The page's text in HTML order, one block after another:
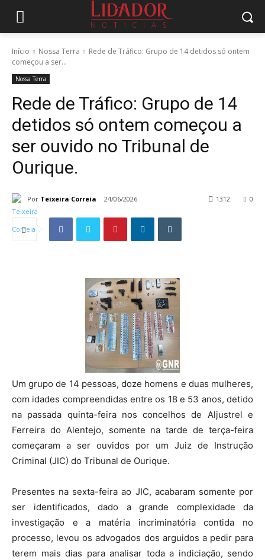
Início Nossa Terra
Rede de Tráfico: Grupo de 14 detidos só ontem
começou a ser...
Nossa Terra
Rede de Tráfico: Grupo de 14
detidos só ontem começou a
ser ouvido no Tribunal de
Ourique.
Por Teixeira Correia 24/06/2026 0
1312
Um grupo de 14 pessoas, doze homens e duas mulheres,
com idades compreendidas entre os 18 e 53 anos, detido
na passada quinta-feira nos concelhos de Aljustrel e
Ferreira do Alentejo, somente na tarde de terça-feira
começaram a ser ouvidos por um Juiz de Instrução
Criminal (JIC) do Tribunal de Ourique.
Presentes na sexta-feira ao JIC, acabaram somente por
ser identificados, dado a grande complexidade da
investigação e a matéria incriminatória contida no
processo, levou os advogados dos arguidos a pedir para
terem mais dias para analisar toda a indiciação, sendo